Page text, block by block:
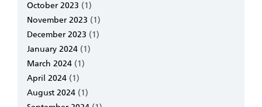
October 2023 (1)
November 2023 (1)
December 2023 (1)
January 2024 (1)
March 2024 (1)
April 2024 (1)
August 2024 (1)